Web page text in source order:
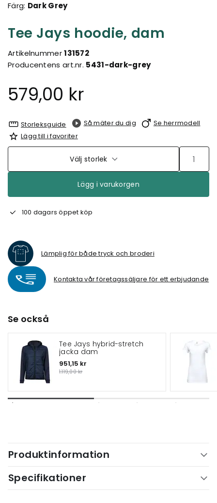
Tee Jays hoodie, dam
Artikelnummer131572
Producentens art.nr. 5431-dark-grey
579,00 kr
Färg: Dark Grey
Storleksguide Så mäter du dig
Se herrmodell
Lägg till i favoriter
Välj storlek
Lägg i varukorgen
100 dagars öppet köp
Lämplig för både tryck och broderi
Kontakta vår företagssäljare för ett erbjudande
Se också
Tee Jays hybrid-stretch
jacka dam
951,15 kr
1.119,00 kr
Produktinformation
Specifikationer